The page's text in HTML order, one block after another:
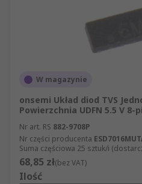
W magazynie
onsemi Układ diod TVS
Powierzchnia UDFN 5.5 V 8-
Nr art. RS 882-9708P
Nr części producenta
Suma częściowa 25 sztuk/i
68,85 zł(bez VAT)
Ilość